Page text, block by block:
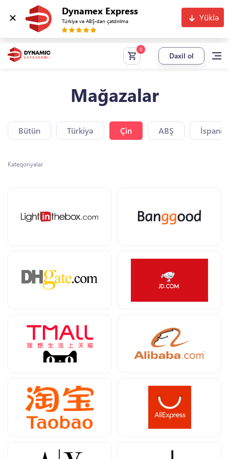
Dynamex Express
Türkiyə və ABŞ-dan çatdırılma Yüklə
Daxil ol
Mağazalar
Bütün Türkiyə Çin ABŞ
Kateqoriyalar